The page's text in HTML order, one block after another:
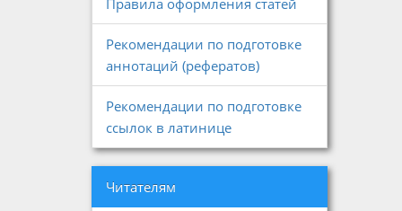
Правила оформления статей
Рекомендации по подготовке
аннотаций (рефератов)
Рекомендации по подготовке
ссылок в латинице
Читателям